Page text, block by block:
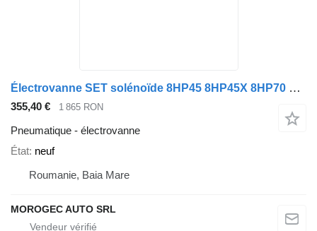
Électrovanne SET solénoïde 8HP45 8HP45X 8HP70 8HP70H 8HP70X 8HP90 pour automobile
355,40 € 1 865 RON
Pneumatique - électrovanne
État neuf
Roumanie, Baia Mare
MOROGEC AUTO SRL